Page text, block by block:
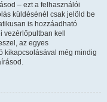
– ezt a felhasználói
küldésénél csak jelöld be
is hozzáadható
kell
az egyes
kikapcsolásával még mindig